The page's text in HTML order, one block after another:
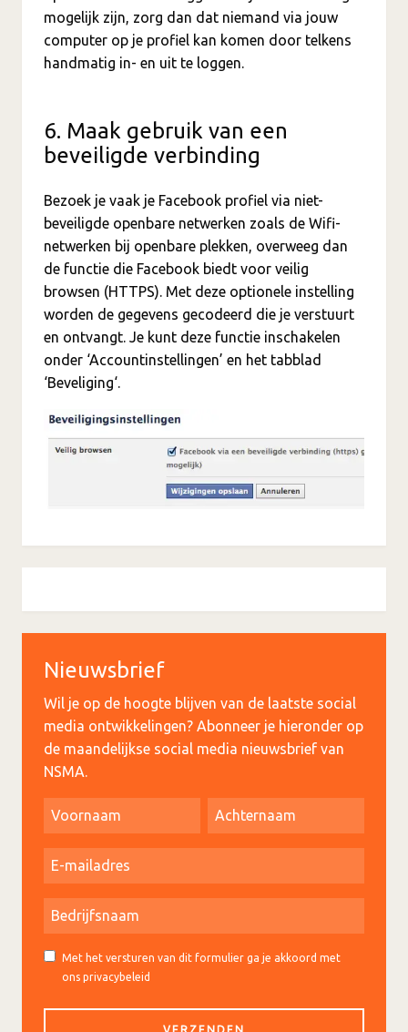
mogelijk zijn, zorg dan dat niemand via jouw
computer op je profiel kan komen door telkens
handmatig in- en uit te loggen.
6. Maak gebruik van een
beveiligde verbinding
Bezoek je vaak je Facebook profiel via niet-
beveiligde openbare netwerken zoals de Wifi-
netwerken bij openbare plekken, overweeg dan
de functie die Facebook biedt voor veilig
browsen (HTTPS). Met deze optionele instelling
worden de gegevens gecodeerd die je verstuurt
en ontvangt. Je kunt deze functie inschakelen
onder ‘Accountinstellingen’ en het tabblad
‘Beveliging‘.
Nieuwsbrief
Wil je op de hoogte blijven van de laatste social
media ontwikkelingen? Abonneer je hieronder op
de maandelijkse social media nieuwsbrief van
NSMA.
Met het versturen van dit formulier ga je akkoord met
ons privacybeleid